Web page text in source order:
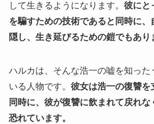
して生きるようになります。 彼にと
を騙すための技術であると同時に、
隠し、生き延びるための鎧でもあり
ハルカは、そんな浩一の嘘を知った
いる人物です。 彼女は浩一の復讐を
同時に、彼が復讐に飲まれて戻れな
恐れています。